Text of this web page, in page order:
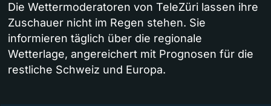
Die Wettermoderatoren von TeleZüri lassen ihre
Zuschauer nicht im Regen stehen. Sie
informieren täglich über die regionale
Wetterlage, angereichert mit Prognosen für die
restliche Schweiz und Europa.